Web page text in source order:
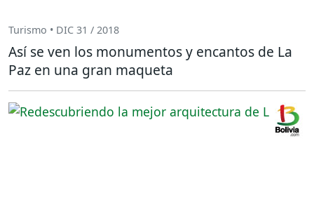
Turismo • DIC 31 / 2018
Así se ven los monumentos y encantos de La
Paz en una gran maqueta